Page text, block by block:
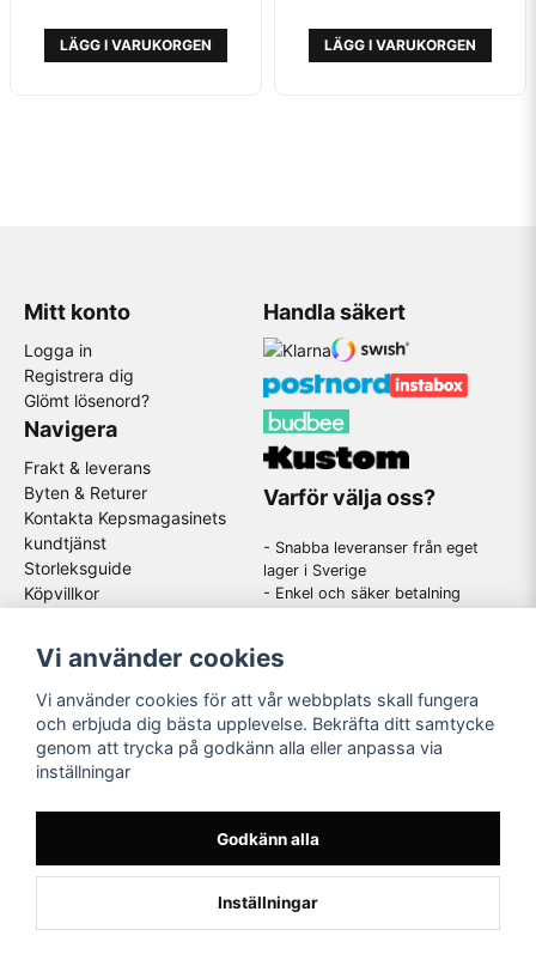
LÄGG I VARUKORGEN LÄGG I VARUKORGEN
Mitt konto
Logga in
Registrera dig
Glömt lösenord?
Navigera
Frakt & leverans
Byten & Returer
Kontakta Kepsmagasinets
kundtjänst
Storleksguide
Köpvillkor
Om oss
Handla säkert
Varför välja oss?
- Snabba leveranser från eget
lager i Sverige
- Enkel och säker betalning
-En schysst kundtjänst som
Följ oss
Vi använder cookies
Vi använder cookies för att vår webbplats skall fungera
och erbjuda dig bästa upplevelse. Bekräfta ditt samtycke
genom att trycka på godkänn alla eller anpassa via
inställningar
Godkänn alla
Inställningar